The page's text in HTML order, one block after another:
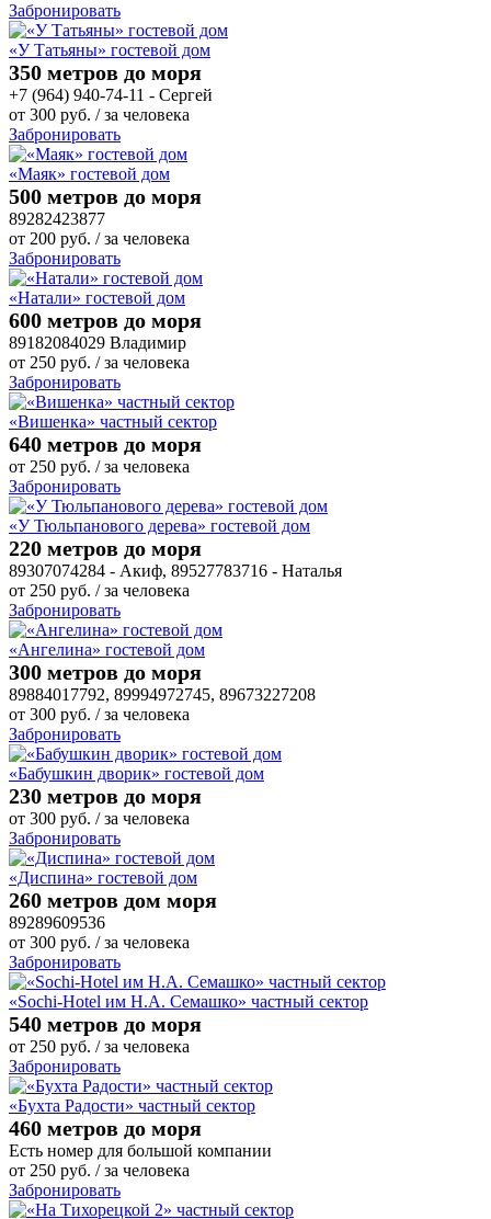
Забронировать
«У Татьяны» гостевой дом
350 метров до моря
+7 (964) 940-74-11 - Сергей
от 300 руб. / за человека
Забронировать
«Маяк» гостевой дом
500 метров до моря
89282423877
от 200 руб. / за человека
Забронировать
«Натали» гостевой дом
600 метров до моря
89182084029 Владимир
от 250 руб. / за человека
Забронировать
«Вишенка» частный сектор
640 метров до моря
от 250 руб. / за человека
Забронировать
«У Тюльпанового дерева» гостевой дом
220 метров до моря
89307074284 - Акиф, 89527783716 - Наталья
от 250 руб. / за человека
Забронировать
«Ангелина» гостевой дом
300 метров до моря
89884017792, 89994972745, 89673227208
от 300 руб. / за человека
Забронировать
«Бабушкин дворик» гостевой дом
230 метров до моря
от 300 руб. / за человека
Забронировать
«Диспина» гостевой дом
260 метров дом моря
89289609536
от 300 руб. / за человека
Забронировать
«Sochi-Hotel им Н.А. Семашко» частный сектор
540 метров до моря
от 250 руб. / за человека
Забронировать
«Бухта Радости» частный сектор
460 метров до моря
Есть номер для большой компании
от 250 руб. / за человека
Забронировать